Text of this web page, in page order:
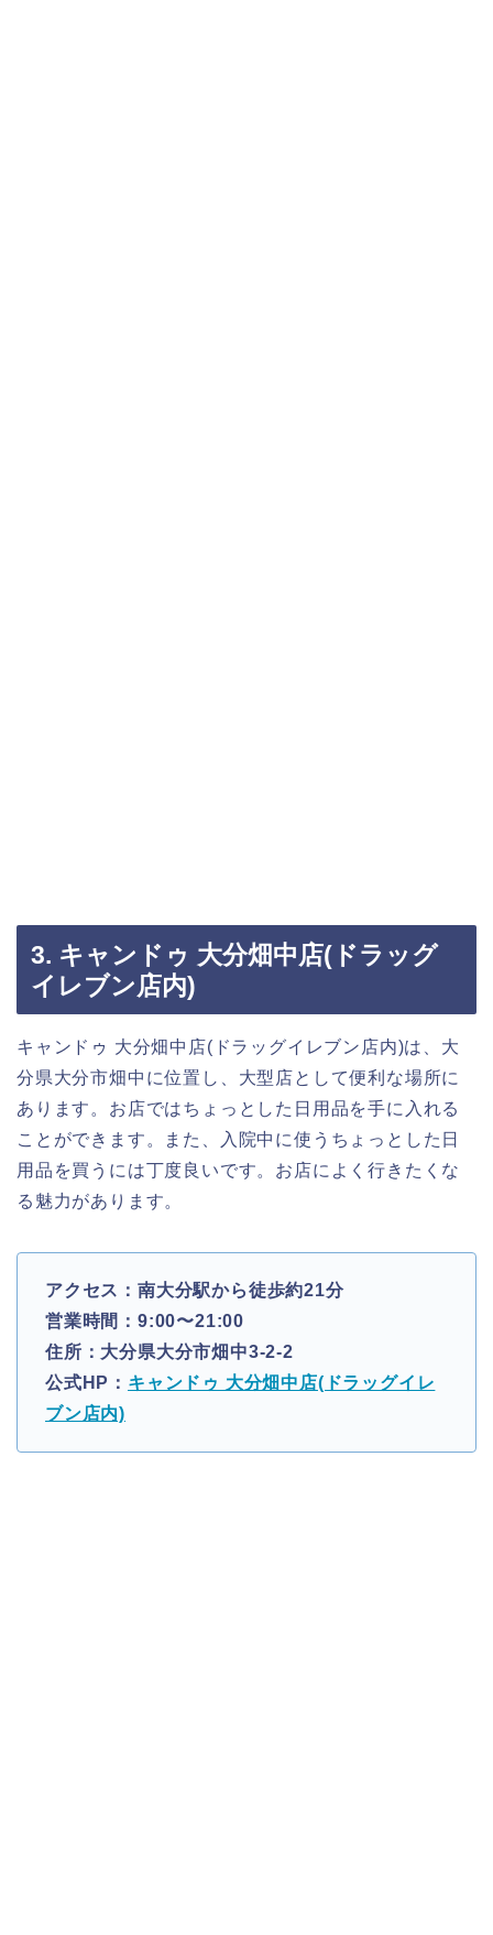
3. キャンドゥ 大分畑中店(ドラッグ
イレブン店内)
キャンドゥ 大分畑中店(ドラッグイレブン店内)は、大
分県大分市畑中に位置し、大型店として便利な場所に
あります。お店ではちょっとした日用品を手に入れる
ことができます。また、入院中に使うちょっとした日
用品を買うには丁度良いです。お店によく行きたくな
る魅力があります。
アクセス：南大分駅から徒歩約21分
営業時間：9:00〜21:00
住所：大分県大分市畑中3-2-2
公式HP： キャンドゥ 大分畑中店(ドラッグイレ
ブン店内)